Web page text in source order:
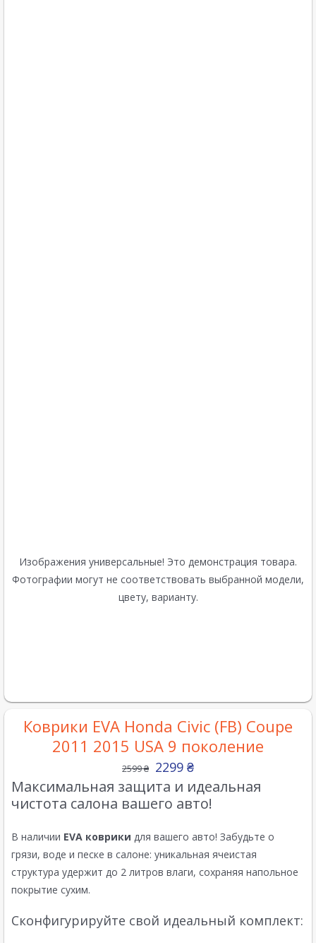
Изображения универсальные! Это демонстрация товара.
Фотографии могут не соответствовать выбранной модели,
цвету, варианту.
Коврики EVA Honda Civic (FB) Coupe
2011 2015 USA 9 поколение
2599₴ 2299 ₴
Максимальная защита и идеальная
чистота салона вашего авто!
В наличии EVA коврики для вашего авто! Забудьте о
грязи, воде и песке в салоне: уникальная ячеистая
структура удержит до 2 литров влаги, сохраняя напольное
покрытие сухим.
Сконфигурируйте свой идеальный комплект: